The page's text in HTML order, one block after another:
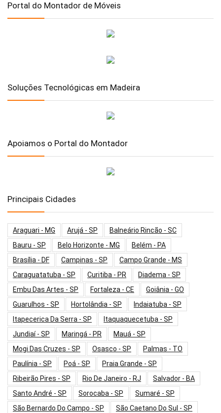
Portal do Montador de Móveis
Soluções Tecnológicas em Madeira
Apoiamos o Portal do Montador
Principais Cidades
Araguari - MG Arujá - SP
Balneário Rincão - SC
Bauru - SP
Belo Horizonte - MG
Belém - PA
Brasília - DF
Campinas - SP
Campo Grande - MS
Caraguatatuba - SP
Curitiba - PR
Diadema - SP
Embu Das Artes - SP
Fortaleza - CE
Goiânia - GO
Guarulhos - SP
Hortolândia - SP
Indaiatuba - SP
Itapecerica Da Serra - SP
Itaquaquecetuba - SP
Jundiaí - SP
Maringá - PR
Mauá - SP
Mogi Das Cruzes - SP
Osasco - SP
Palmas - TO
Paulínia - SP
Poá - SP
Praia Grande - SP
Ribeirão Pires - SP
Rio De Janeiro - RJ
Salvador - BA
Santo André - SP
Sorocaba - SP
Sumaré - SP
São Bernardo Do Campo - SP
São Caetano Do Sul - SP